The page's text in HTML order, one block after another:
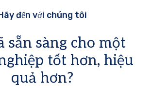
đến với chúng tôi
sẵn sàng cho một
tốt hơn, hiệu
quả hơn?